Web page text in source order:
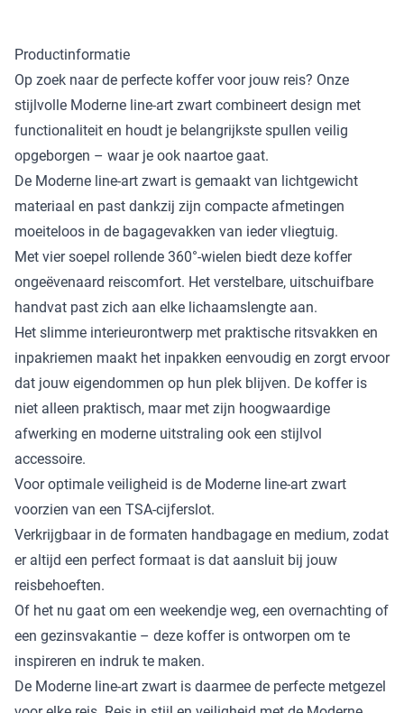
Productinformatie
Op zoek naar de perfecte koffer voor jouw reis? Onze
stijlvolle Moderne line-art zwart combineert design met
functionaliteit en houdt je belangrijkste spullen veilig
opgeborgen – waar je ook naartoe gaat.
De Moderne line-art zwart is gemaakt van lichtgewicht
materiaal en past dankzij zijn compacte afmetingen
moeiteloos in de bagagevakken van ieder vliegtuig.
Met vier soepel rollende 360°-wielen biedt deze koffer
ongeëvenaard reiscomfort. Het verstelbare, uitschuifbare
handvat past zich aan elke lichaamslengte aan.
Het slimme interieurontwerp met praktische ritsvakken en
inpakriemen maakt het inpakken eenvoudig en zorgt ervoor
dat jouw eigendommen op hun plek blijven. De koffer is
niet alleen praktisch, maar met zijn hoogwaardige
afwerking en moderne uitstraling ook een stijlvol
accessoire.
Voor optimale veiligheid is de Moderne line-art zwart
voorzien van een TSA-cijferslot.
Verkrijgbaar in de formaten handbagage en medium, zodat
er altijd een perfect formaat is dat aansluit bij jouw
reisbehoeften.
Of het nu gaat om een weekendje weg, een overnachting of
een gezinsvakantie – deze koffer is ontworpen om te
inspireren en indruk te maken.
De Moderne line-art zwart is daarmee de perfecte metgezel